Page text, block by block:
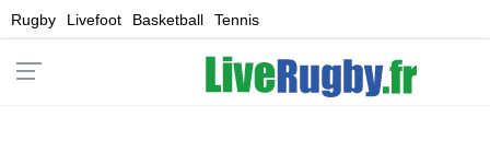
Rugby Livefoot Basketball Tennis